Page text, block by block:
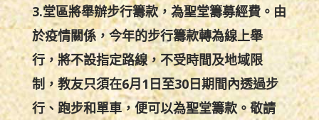
3.堂區將舉辦步行籌款，為聖堂籌募經費。由
於疫情關係，今年的步行籌款轉為線上舉
行，將不設指定路線，不受時間及地域限
制，教友只須在6月1日至30日期間內透過步
行、跑步和單車，便可以為聖堂籌款。敬請